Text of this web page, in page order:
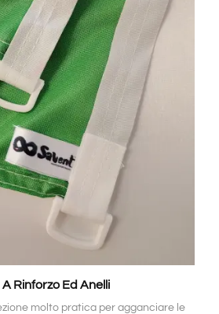
A Rinforzo Ed Anelli
molto pratica per agganciare le